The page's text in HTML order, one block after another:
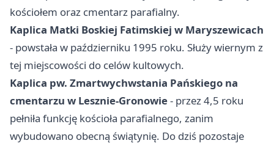
kościołem oraz cmentarz parafialny.
Kaplica Matki Boskiej Fatimskiej w Maryszewicach
- powstała w październiku 1995 roku. Służy wiernym z
tej miejscowości do celów kultowych.
Kaplica pw. Zmartwychwstania Pańskiego na
cmentarzu w Lesznie-Gronowie- przez 4,5 roku
pełniła funkcję kościoła parafialnego, zanim
wybudowano obecną świątynię. Do dziś pozostaje